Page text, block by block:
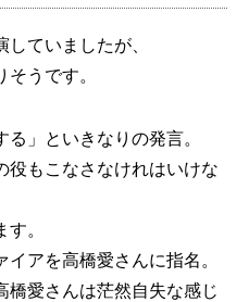
ていましたが、
うです。
」といきなりの発言。
役もこなさなけれはいけな
。
アを高橋愛さんに指名。
橋愛さんは茫然自失な感じ